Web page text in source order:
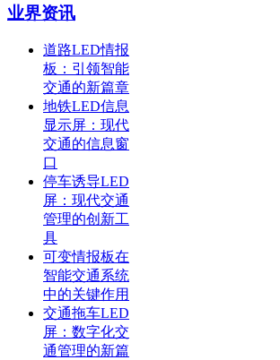
业界资讯
道路LED情报
板：引领智能
交通的新篇章
地铁LED信息
显示屏：现代
交通的信息窗
口
停车诱导LED
屏：现代交通
管理的创新工
具
可变情报板在
智能交通系统
中的关键作用
交通拖车LED
屏：数字化交
通管理的新篇